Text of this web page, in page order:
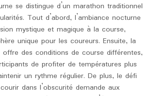
se distingue d’un marathon traditionnel
Tout d’abord, l’ambiance nocturne
mystique et magique à la course,
unique pour les coureurs. Ensuite, la
des conditions de course différentes,
de profiter de températures plus
un rythme régulier. De plus, le défi
dans l’obscurité demande aux